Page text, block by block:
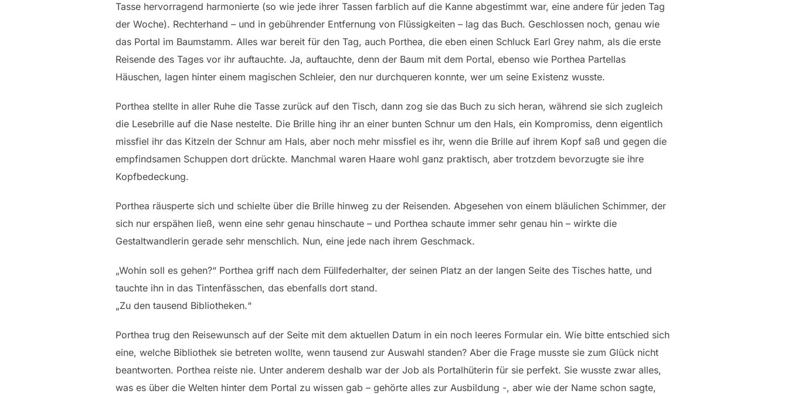
Tasse hervorragend harmonierte (so wie jede ihrer Tassen farblich auf die Kanne abgestimmt war, eine andere für jeden Tag
der Woche). Rechterhand – und in gebührender Entfernung von Flüssigkeiten – lag das Buch. Geschlossen noch, genau wie
das Portal im Baumstamm. Alles war bereit für den Tag, auch Porthea, die eben einen Schluck Earl Grey nahm, als die erste
Reisende des Tages vor ihr auftauchte. Ja, auftauchte, denn der Baum mit dem Portal, ebenso wie Porthea Partellas
Häuschen, lagen hinter einem magischen Schleier, den nur durchqueren konnte, wer um seine Existenz wusste.
Porthea stellte in aller Ruhe die Tasse zurück auf den Tisch, dann zog sie das Buch zu sich heran, während sie sich zugleich
die Lesebrille auf die Nase nestelte. Die Brille hing ihr an einer bunten Schnur um den Hals, ein Kompromiss, denn eigentlich
missfiel ihr das Kitzeln der Schnur am Hals, aber noch mehr missfiel es ihr, wenn die Brille auf ihrem Kopf saß und gegen die
empfindsamen Schuppen dort drückte. Manchmal waren Haare wohl ganz praktisch, aber trotzdem bevorzugte sie ihre
Kopfbedeckung.
Porthea räusperte sich und schielte über die Brille hinweg zu der Reisenden. Abgesehen von einem bläulichen Schimmer, der
sich nur erspähen ließ, wenn eine sehr genau hinschaute – und Porthea schaute immer sehr genau hin – wirkte die
Gestaltwandlerin gerade sehr menschlich. Nun, eine jede nach ihrem Geschmack.
„Wohin soll es gehen?“ Porthea griff nach dem Füllfederhalter, der seinen Platz an der langen Seite des Tisches hatte, und
tauchte ihn in das Tintenfässchen, das ebenfalls dort stand.
„Zu den tausend Bibliotheken.“
Porthea trug den Reisewunsch auf der Seite mit dem aktuellen Datum in ein noch leeres Formular ein. Wie bitte entschied sich
eine, welche Bibliothek sie betreten wollte, wenn tausend zur Auswahl standen? Aber die Frage musste sie zum Glück nicht
beantworten. Porthea reiste nie. Unter anderem deshalb war der Job als Portalhüterin für sie perfekt. Sie wusste zwar alles,
was es über die Welten hinter dem Portal zu wissen gab – gehörte alles zur Ausbildung -, aber wie der Name schon sagte,